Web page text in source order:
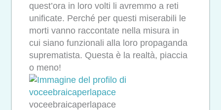
quest’ora in loro volti li avremmo a reti
unificate. Perché per questi miserabili le
morti vanno raccontate nella misura in
cui siano funzionali alla loro propaganda
suprematista. Questa è la realtà, piaccia
o meno!
voceebraicaperlapace